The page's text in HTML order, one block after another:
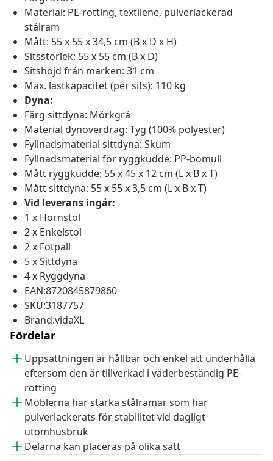
Material: PE-rotting, textilene, pulverlackerad
stålram
Mått: 55 x 55 x 34,5 cm (B x D x H)
Sitsstorlek: 55 x 55 cm (B x D)
Sitshöjd från marken: 31 cm
Max. lastkapacitet (per sits): 110 kg
Dyna:
Färg sittdyna: Mörkgrå
Material dynöverdrag: Tyg (100% polyester)
Fyllnadsmaterial sittdyna: Skum
Fyllnadsmaterial för ryggkudde: PP-bomull
Mått ryggkudde: 55 x 45 x 12 cm (L x B x T)
Mått sittdyna: 55 x 55 x 3,5 cm (L x B x T)
Vid leverans ingår:
1 x Hörnstol
2 x Enkelstol
2 x Fotpall
5 x Sittdyna
4 x Ryggdyna
EAN:8720845879860
SKU:3187757
Brand:vidaXL
Fördelar
Uppsättningen är hållbar och enkel att underhålla
eftersom den är tillverkad i väderbeständig PE-
rotting
Möblerna har starka stålramar som har
pulverlackerats för stabilitet vid dagligt
utomhusbruk
Delarna kan placeras på olika sätt